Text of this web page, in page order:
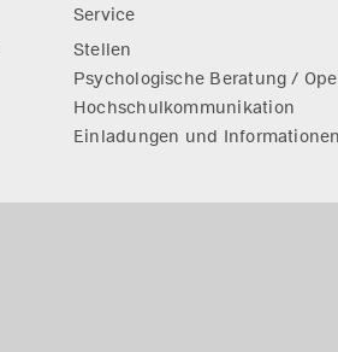
Service
Stellen
Psychologische Beratung /
Hochschulkommunikation
Einladungen und